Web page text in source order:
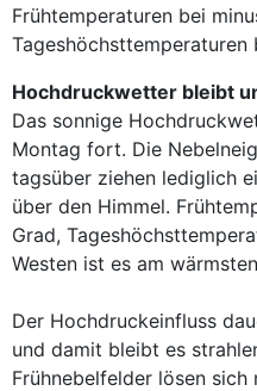
Frühtemperaturen bei
Tageshöchsttemperaturen
Hochdruckwetter bleibt
Das sonnige
Montag fort. Die
tagsüber ziehen lediglich
über den Himmel.
Grad,
Westen ist es am
Der Hochdruckeinfluss
und damit bleibt es
Frühnebelfelder lösen sich